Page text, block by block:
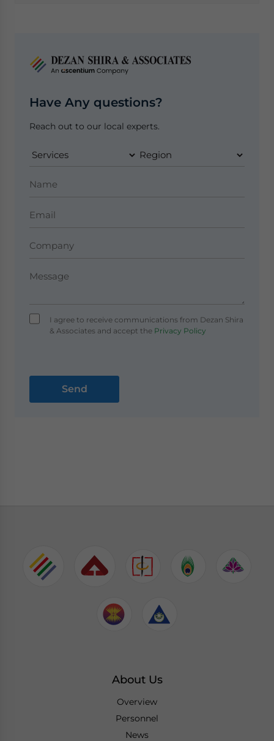
Have Any questions?
Reach out to our local experts.
I agree to receive communications from Dezan Shira
& Associates and accept thePrivacy Policy
About Us
Overview
Personnel
News